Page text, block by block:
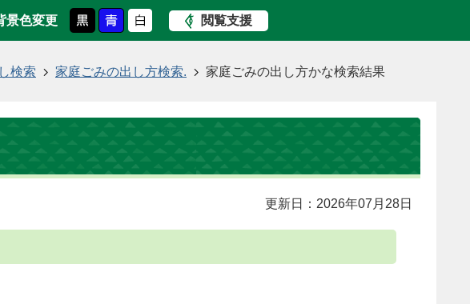
景色変更 閲覧支援
検索 家庭ごみの出し方検索. 家庭ごみの出し方かな検索結果
更新日：2026年07月28日